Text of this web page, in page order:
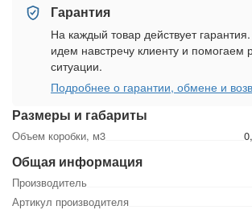
Размеры и габариты
Объем коробки, м3
Общая информация
Производитель
Артикул производителя
Гарантия
На каждый товар действует
идем навстречу клиенту и помогаем
ситуации.
Подробнее о гарантии, обмене и